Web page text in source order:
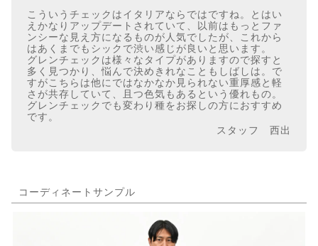
こういうチェックはイタリアならではですね。とはい
えかなりアップデートされていて、以前はもっとファ
ンシーな見え方になるものが人気でしたが、これから
はあくまでもシックで渋い感じが良いと思います。
グレンチェックは様々なタイプがありますので探すと
多く見つかり、悩んで決めきれなこともしばしは。で
すがこちらは他にではなかなか見られない重厚感と軽
さが共存していて、且つ色気もあるという優れもの。
グレンチェックでも変わり種をお探しの方におすすめ
です。
スタッフ 西出
コーディネートサンプル